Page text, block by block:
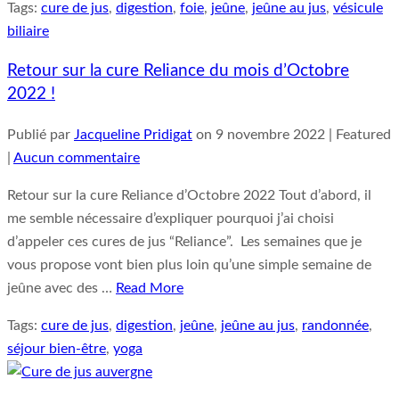
Tags: cure de jus, digestion, foie, jeûne, jeûne au jus, vésicule
biliaire
Retour sur la cure Reliance du mois d’Octobre
2022 !
Publié par Jacqueline Pridigat on 9 novembre 2022
| Featured
Aucun commentaire
Retour sur la cure Reliance d’Octobre 2022 Tout d’abord, il
me semble nécessaire d’expliquer pourquoi j’ai choisi
d’appeler ces cures de jus “Reliance”. Les semaines que je
vous propose vont bien plus loin qu’une simple semaine de
jeûne avec des … Read More
Tags: cure de jus, digestion, jeûne, jeûne au jus, randonnée,
séjour bien-être, yoga